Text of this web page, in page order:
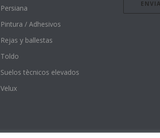
Persiana
Pintura / Adhesivos
Rejas y ballestas
Toldo
Suelos tècnicos elevados
Velux